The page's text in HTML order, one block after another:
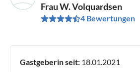
Frau W. Volquardsen
4 Bewertungen
Gastgeberin seit: 18.01.2021